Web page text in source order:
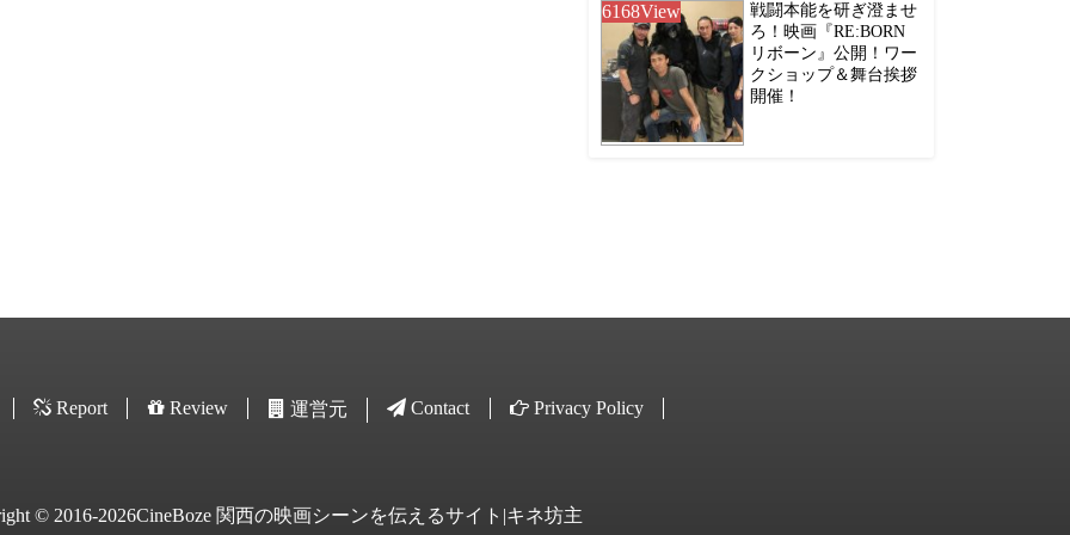
6168View
戦闘本能を研ぎ澄ませ
ろ！映画『RE:BORN
リボーン』公開！ワー
クショップ＆舞台挨拶
開催！
Report Review 運営元 Contact Privacy Policy
© 2016-2026CineBoze 関西の映画シーンを伝えるサイト|キネ坊主